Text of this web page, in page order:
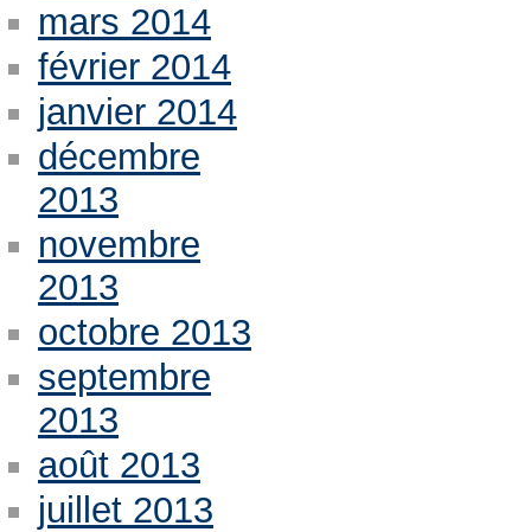
mars 2014
février 2014
janvier 2014
décembre
2013
novembre
2013
octobre 2013
septembre
2013
août 2013
juillet 2013